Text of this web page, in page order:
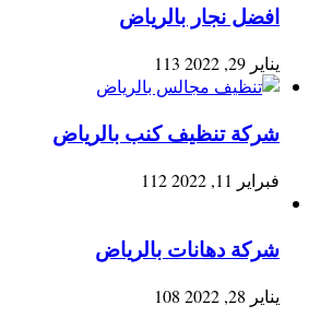
افضل نجار بالرياض
يناير 29, 2022 113
شركة تنظيف كنب بالرياض
فبراير 11, 2022 112
شركة دهانات بالرياض
يناير 28, 2022 108